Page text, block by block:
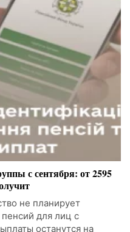
с сентября: от 2595
не планирует
для лиц с
останутся на